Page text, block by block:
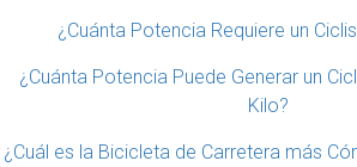
¿Cuánta Potencia Requiere un
¿Cuánta Potencia Puede Generar un
Kilo?
¿Cuál es la Bicicleta de Carretera más